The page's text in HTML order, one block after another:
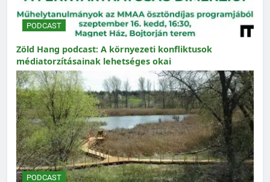
PODCAST
Zöld Hang podcast: A környezeti konfliktusok
médiatorzításainak lehetséges okai
PODCAST